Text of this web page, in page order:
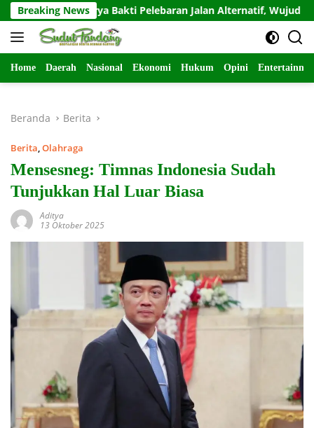
Langsung
ke
konten
Breaking News
Karya Bakti Pelebaran Jalan Alternatif, Wujud Nyata
Home Daerah Nasional Ekonomi Hukum Opini
Beranda Berita
Berita,Olahraga
Mensesneg: Timnas Indonesia Sudah
Tunjukkan Hal Luar Biasa
Aditya
13 Oktober 2025